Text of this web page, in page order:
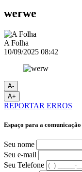
werwe
A Folha
10/09/2025 08:42
A-
A+
REPORTAR ERROS
Espaço para a
Seu nome
Seu e-mail
Seu Telefone